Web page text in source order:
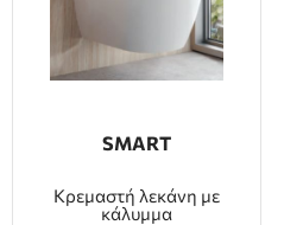
SMART
Κρεμαστή λεκάνη με
κάλυμμα